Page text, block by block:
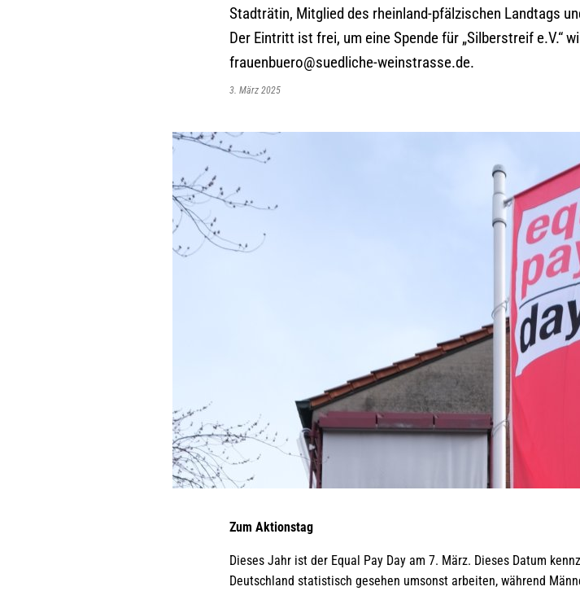
Stadträtin, Mitglied des rheinland-pfälzischen Landtags
Der Eintritt ist frei, um eine Spende für „Silberstreif e.V.“
frauenbuero@suedliche-weinstrasse.de.
3. März 2025
Zum Aktionstag
Dieses Jahr ist der Equal Pay Day am 7. März. Dieses Datum
Deutschland statistisch gesehen umsonst arbeiten, während